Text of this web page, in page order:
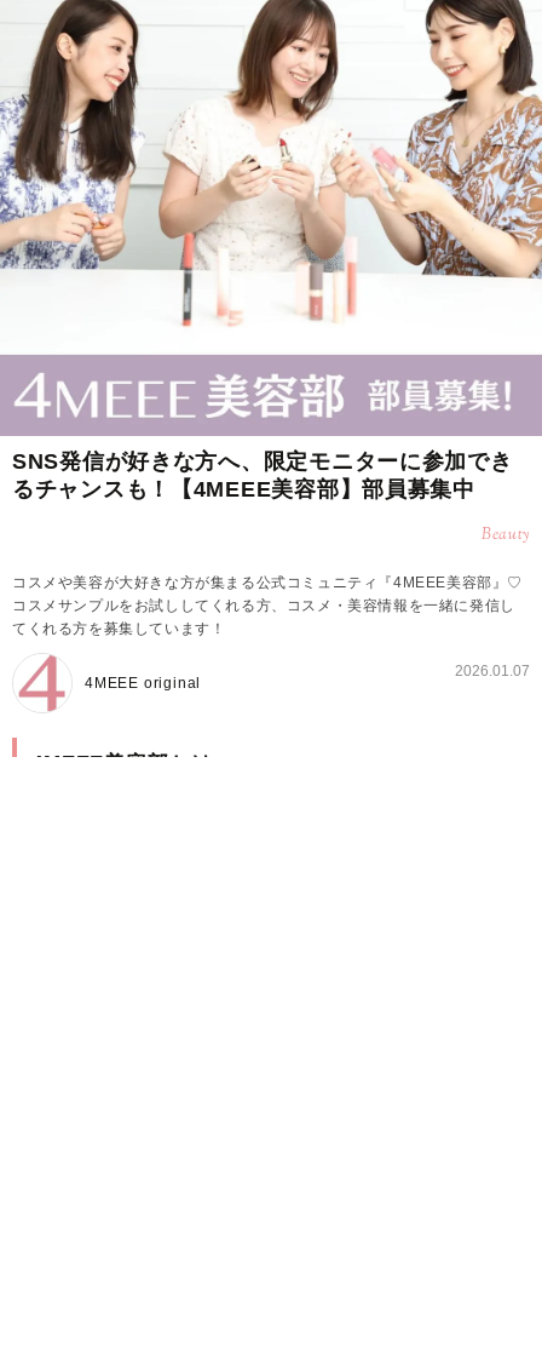
SNS発信が好きな方へ、限定モニターに参加でき
るチャンスも！【4MEEE美容部】部員募集中
Beauty
コスメや美容が大好きな方が集まる公式コミュニティ『4MEEE美容部』♡
コスメサンプルをお試ししてくれる方、コスメ・美容情報を一緒に発信し
てくれる方を募集しています！
4MEEE original
2026.01.07
4MEEE美容部とは